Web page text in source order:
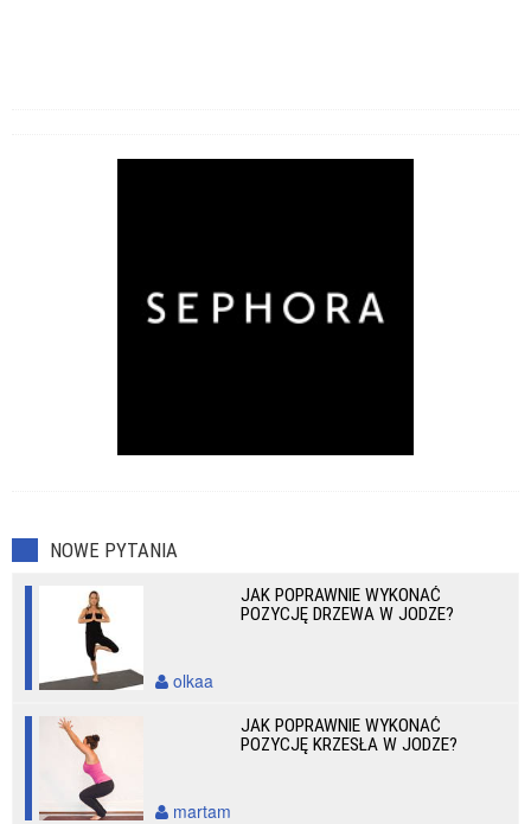
NOWE PYTANIA
JAK POPRAWNIE WYKONAĆ
POZYCJĘ DRZEWA W JODZE?
olkaa
JAK POPRAWNIE WYKONAĆ
POZYCJĘ KRZESŁA W JODZE?
martam